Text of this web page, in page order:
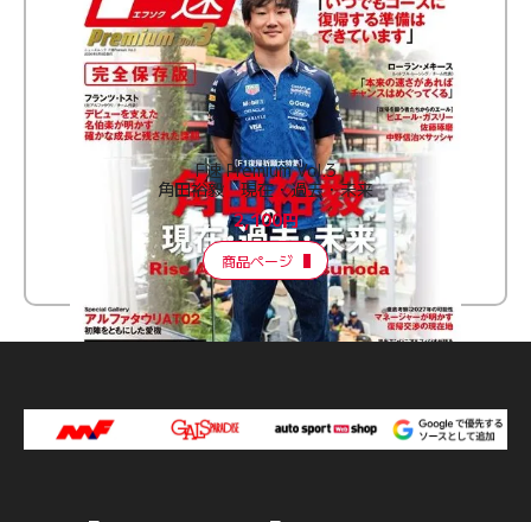
F速 Premium Vol.3
角田裕毅 現在・過去・未来
2,100円
商品ページ